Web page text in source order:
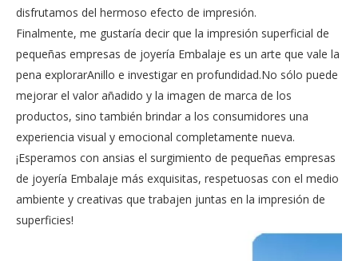
disfrutamos del hermoso efecto de impresión.
Finalmente, me gustaría decir que la impresión superficial de
pequeñas empresas de joyería Embalaje es un arte que vale la
pena explorarAnillo e investigar en profundidad.No sólo puede
mejorar el valor añadido y la imagen de marca de los
productos, sino también brindar a los consumidores una
experiencia visual y emocional completamente nueva.
¡Esperamos con ansias el surgimiento de pequeñas empresas
de joyería Embalaje más exquisitas, respetuosas con el medio
ambiente y creativas que trabajen juntas en la impresión de
superficies!